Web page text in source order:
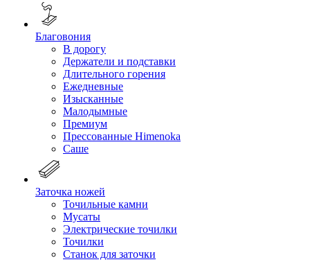
Благовония
В дорогу
Держатели и подставки
Длительного горения
Ежедневные
Изысканные
Малодымные
Премиум
Прессованные Himenoka
Саше
Заточка ножей
Точильные камни
Мусаты
Электрические точилки
Точилки
Станок для заточки